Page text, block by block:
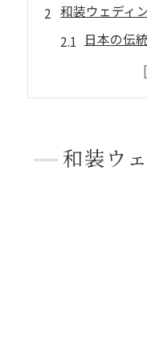
和装ウェディ
日本の伝
着物が持
洋装と和
おすすめの着
和装ウ